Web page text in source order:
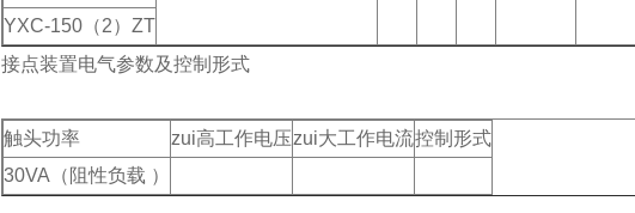
YXC-150（2）ZT
接点装置电气参数及控制形式
触头功率 zui高工作电压zui大工作电流控制形式
30VA（阻性负载 ）